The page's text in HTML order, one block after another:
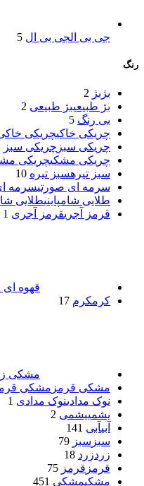
جی بی الجی بی ال 5
رنگ
بژ بژ 2
بژ طبیعیبژ طبیعی 2
بی رنگ 5
چریکی خاکیچریکی
چریکی سبز چریکی سبز
چریکی مشکیچریکی
سبز تیرهسبز تیره 10
سرمه ای صورتیسرمه
طلایی شامپاینیطلایی
قرمز آجریقرمز آجری 1
قهوه
کرمکرم 17
مشکی
مشکی قرمز مشکی
نوک مدادینوک مدادی 1
یشمییشمی 2
آبیآبی 141
سبز سبز 79
زردزرد 18
قرمز قرمز 75
مشکیمشکی 451